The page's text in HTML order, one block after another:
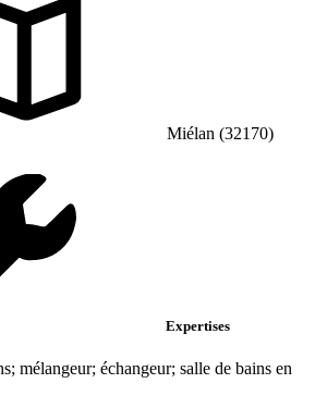
Miélan (32170)
Expertises
mélangeur; échangeur; salle de bains en